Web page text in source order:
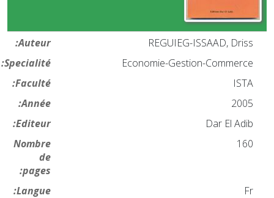
Auteur:
REGUIEG-ISSAAD, Driss
Specialité:
Economie-Gestion-Commerce
Faculté:
ISTA
Année:
2005
Editeur:
Dar El Adib
Nombre
de
pages:
160
Langue:
Fr